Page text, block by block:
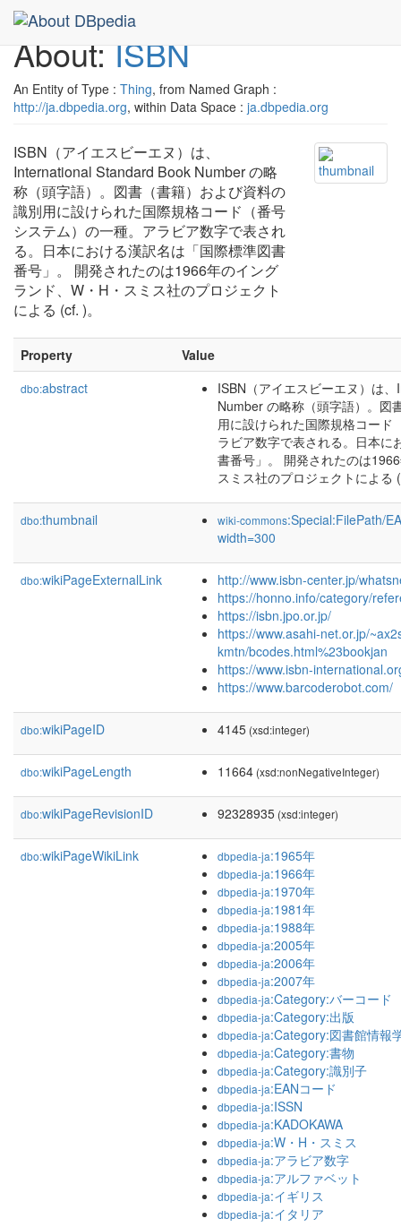
About:ISBN
An Entity of Type : Thing, from Named Graph :
http://ja.dbpedia.org, within Data Space : ja.dbpedia.org
ISBN（アイエスビーエヌ）は、
International Standard Book Number の略
称（頭字語）。図書（書籍）および資料の
識別用に設けられた国際規格コード（番号
システム）の一種。アラビア数字で表され
る。日本における漢訳名は「国際標準図書
番号」。 開発されたのは1966年のイング
ランド、W・H・スミス社のプロジェクト
による (cf. )。
Property Value
dbo:abstract
ISBN（アイエスビーエヌ）は
Number の略称（頭字語）。図
用に設けられた国際規格コード
ラビア数字で表される。日本に
書番号」。 開発されたのは
スミス社のプロジェクトによる
dbo:thumbnail wiki-commons:Special:FilePath/
width=300
dbo:wikiPageExternalLink
http://www.isbn-center.jp/
https://honno.info/category/
https://isbn.jpo.or.jp/
https://www.asahi-net.or.jp/
kmtn/bcodes.html%23bookjan
https://www.isbn-
https://www.barcoderobot.com/
dbo:wikiPageID 4145 (xsd:integer)
dbo:wikiPageLength 11664 (xsd:nonNegativeInteger)
dbo:wikiPageRevisionID 92328935 (xsd:integer)
dbo:wikiPageWikiLink dbpedia-ja:1965年
dbpedia-ja:1966年
dbpedia-ja:1970年
dbpedia-ja:1981年
dbpedia-ja:1988年
dbpedia-ja:2005年
dbpedia-ja:2006年
dbpedia-ja:2007年
dbpedia-ja:Category:バーコード
dbpedia-ja:Category:出版
dbpedia-ja:Category:図書館情報
dbpedia-ja:Category:書物
dbpedia-ja:Category:識別子
dbpedia-ja:EANコード
dbpedia-ja:ISSN
dbpedia-ja:KADOKAWA
dbpedia-ja:W・H・スミス
dbpedia-ja:アラビア数字
dbpedia-ja:アルファベット
dbpedia-ja:イギリス
dbpedia-ja:イタリア